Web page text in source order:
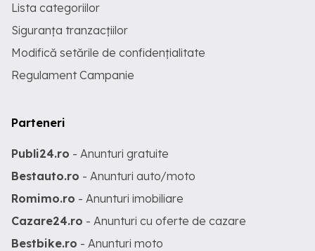
Lista categoriilor
Siguranța tranzacțiilor
Modifică setările de confidențialitate
Regulament Campanie
Parteneri
Publi24.ro - Anunturi gratuite
Bestauto.ro - Anunturi auto/moto
Romimo.ro - Anunturi imobiliare
Cazare24.ro - Anunturi cu oferte de cazare
Bestbike.ro - Anunturi moto